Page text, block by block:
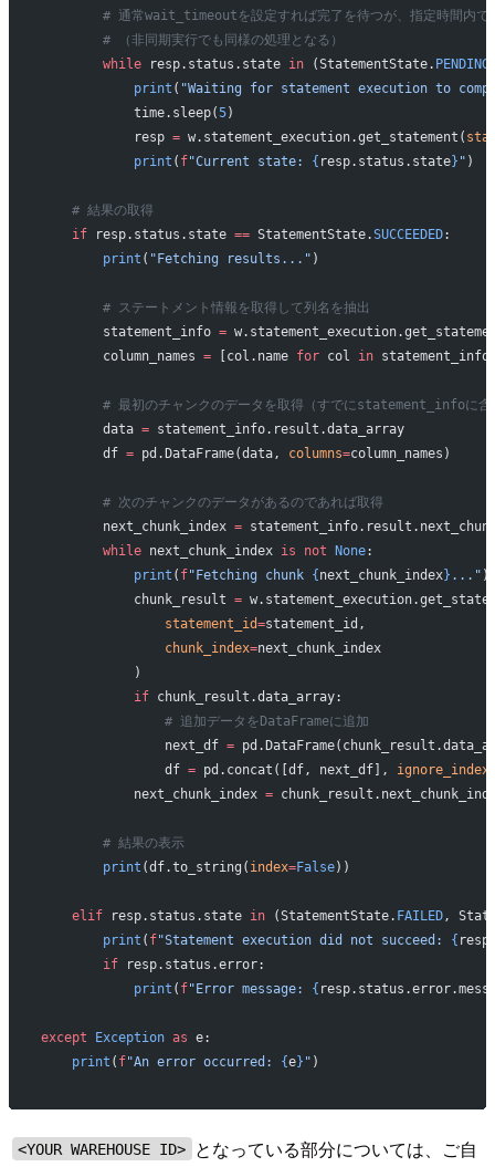
# 通常wait_timeoutを設定すれば完了を待つが、指定時間内で
        # （非同期実行でも同様の処理となる）
        while
resp.status.state in (StatementState. PENDING
            print
( "Waiting for statement execution to
            time.sleep(
5)
            resp
= w.statement_execution.get_statement(
            print
( f"Current state: { resp.status.state} " )
    # 結果の取得
    if
resp.status.state == StatementState.SUCCEEDED:
        print
( "Fetching results..." )
        # ステートメント情報を取得して列名を抽出
        statement_info
=
        column_names
= [col.name for col in
# 最初のチャンクのデータを取得（すでにstatement_infoに含
        data
= statement_info.result.data_array
        df
= pd.DataFrame(data, columns=column_names)
        # 次のチャンクのデータがあるのであれば取得
        next_chunk_index
=
        while
next_chunk_index is not None:
            print
( f"Fetching chunk {next_chunk_index} ..." )
            chunk_result
=
                statement_id
=statement_id,
                chunk_index
=next_chunk_index
            )
            if
chunk_result.data_array:
                # 追加データをDataFrameに追加
                next_df
=
                df
= pd.concat([df, next_df], ignore_index
            next_chunk_index
=
        # 結果の表示
        print
(df.to_string( index=False))
    elif
resp.status.state in (StatementState. FAILED,
        print
( f"Statement execution did not succeed: {
        if
resp.status.error:
            print
( f"Error message: {
except Exception as e:
    print
( f"An error occurred: {e} " )
<YOUR WAREHOUSE ID>
となっている部分については、ご自